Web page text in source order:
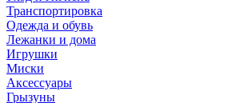
Транспортировка
Одежда и обувь
Лежанки и дома
Игрушки
Миски
Аксессуары
Грызуны